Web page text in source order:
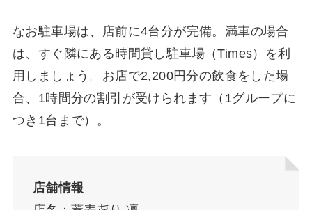
なお駐車場は、店前に4台分が完備。満車の場合
は、すぐ隣にある時間貸し駐車場（Times）を利
用しましょう。お店で2,200円分の飲食をした場
合、1時間分の割引が受けられます（1グループに
つき1台まで）。
店舗情報